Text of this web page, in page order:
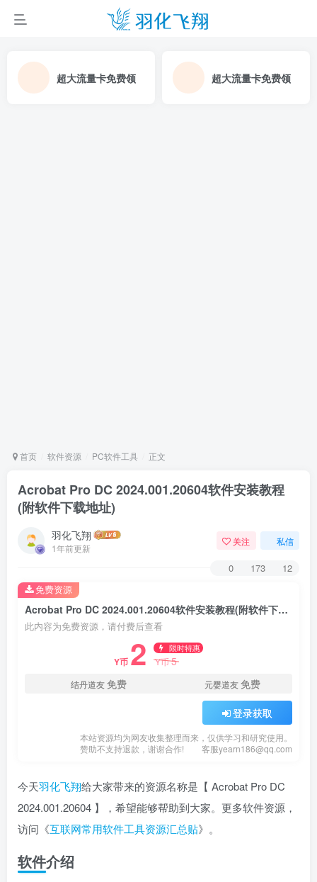
超大流量卡免费领 超大流量卡免费领
首页 软件资源 PC软件工具 正文
Acrobat Pro DC 2024.001.20604软件安装教程
(附软件下载地址)
羽化飞翔
1年前更新
关注 私信
0 173 12
Acrobat Pro DC 2024.001.20604软件安装教程(附软件下载地址)
此内容为免费资源，请付费后查看
Y币 2 限时特惠
Y币5
结丹道友免费 元婴道友免费
登录获取
本站资源均为网友收集整理而来，仅供学习和研究使用。
赞助不支持退款，谢谢合作!
客服yearn186@qq.com
免费资源
今天羽化飞翔给大家带来的资源名称是【 Acrobat Pro DC
2024.001.20604 】，希望能够帮助到大家。更多软件资源，
访问《互联网常用软件工具资源汇总贴》。
软件介绍